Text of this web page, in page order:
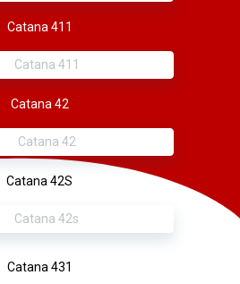
Catana 411
Catana 42
Catana 42S
Catana 431